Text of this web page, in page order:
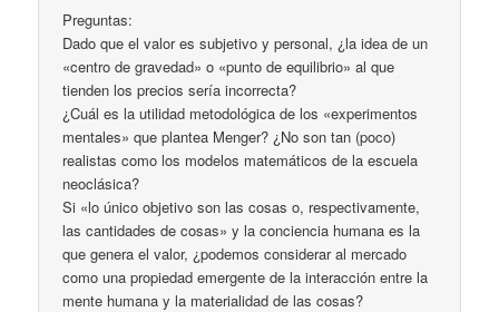
Preguntas:
Dado que el valor es subjetivo y personal, ¿la idea de un
«centro de gravedad» o «punto de equilibrio» al que
tienden los precios sería incorrecta?
¿Cuál es la utilidad metodológica de los «experimentos
mentales» que plantea Menger? ¿No son tan (poco)
realistas como los modelos matemáticos de la escuela
neoclásica?
Si «lo único objetivo son las cosas o, respectivamente,
las cantidades de cosas» y la conciencia humana es la
que genera el valor, ¿podemos considerar al mercado
como una propiedad emergente de la interacción entre la
mente humana y la materialidad de las cosas?